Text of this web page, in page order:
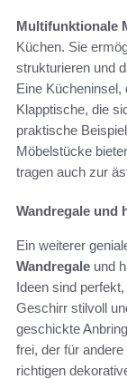
Multifunktionale
Küchen. Sie
strukturieren und
Eine Kücheninsel,
Klapptische, die
praktische
Möbelstücke
tragen auch zur
Wandregale und
Ein weiterer
Wandregale und
Ideen sind
Geschirr stilvoll
geschickte
frei, der für
richtigen